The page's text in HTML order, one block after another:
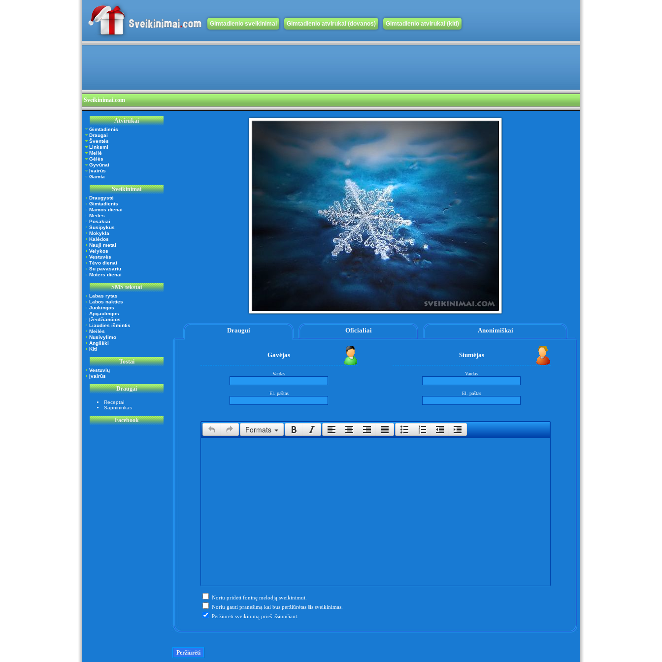
Gimtadienio sveikinimai Gimtadienio atvirukai (dovanos) Gimtadienio atvirukai (kiti)
Sveikinimai.com
Atvirukai
Gimtadienis
Draugai
Šventės
Linksmi
Meilė
Gėlės
Gyvūnai
Įvairūs
Gamta
Sveikinimai
Draugystė
Gimtadienis
Mamos dienai
Meilės
Posakiai
Susipykus
Mokykla
Kalėdos
Nauji metai
Velykos
Vestuvės
Tėvo dienai
Su pavasariu
Moters dienai
SMS tekstai
Labas rytas
Labos nakties
Juokingos
Apgaulingos
Įžeidžiančios
Liaudies išmintis
Meilės
Nusivylimo
Angliški
Kiti
Tostai
Vestuvių
Įvairūs
Draugai
Receptai
Sapnininkas
Facebook
Draugui Oficialiai Anonimiškai
Gavėjas Siuntėjas
Vardas Vardas
El. paštas El. paštas
Formats
Noriu pridėti foninę melodją sveikinimui.
Noriu gauti pranešimą kai bus peržiūrėtas šis sveikinimas.
Peržiūrėti sveikinimą prieš išsiunčiant.